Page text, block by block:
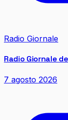
Radio Giornale
Radio Giornale
7 agosto 2026